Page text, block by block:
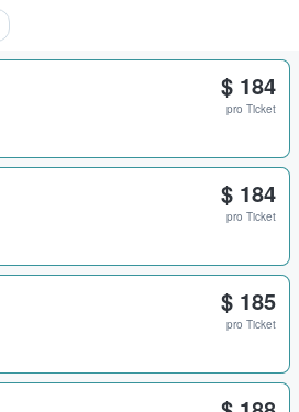
$ 184
pro Ticket
$ 184
pro Ticket
$ 185
pro Ticket